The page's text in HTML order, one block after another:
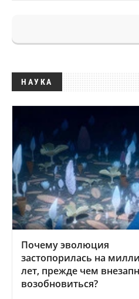
НАУКА
Почему эволюция
застопорилась на
лет, прежде чем
возобновиться?